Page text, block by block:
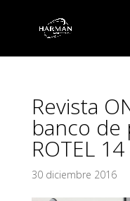
Revista
banco de
ROTEL
30 diciembre 2016